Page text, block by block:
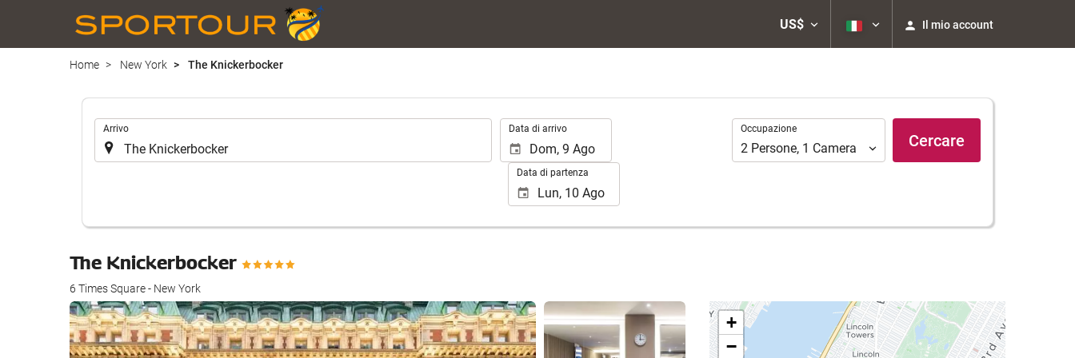
US$ Il mio account
Home New York The Knickerbocker
Arrivo Data di arrivo
Data di partenza
Occupazione
Occupazione
2 Persone, 1 Camera Cercare
The Knickerbocker
6 Times Square - New York
Vedere 25 foto
+
−